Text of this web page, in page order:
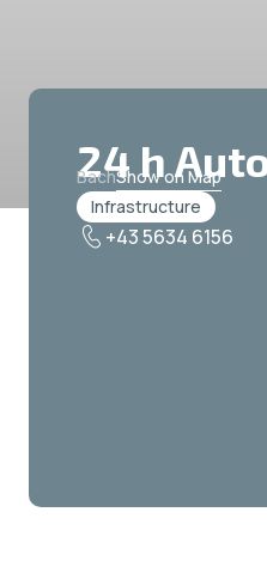
24 h
BachShow on Map
Infrastructure
+43 5634 6156